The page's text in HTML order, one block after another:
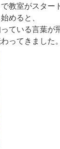
教室がスター
めると、
ている言葉が
ってきました。